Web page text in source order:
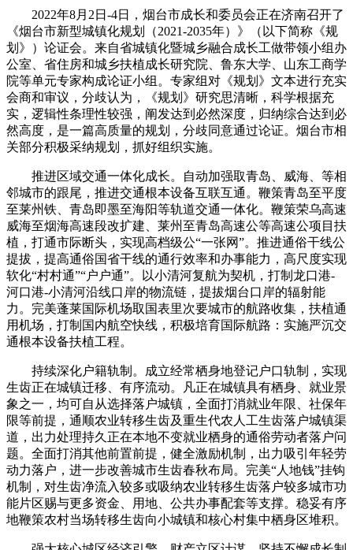
2022年8月2日-4日，烟台市成长和委员会正在济南召开了
《烟台市新型城镇化规划（2021-2035年）》（以下简称《规
划》）论证会。来自省城镇化暨城乡融合成长工做带领小组办
公室、省住房和城乡扶植成长研究院、鲁东大学、山东工商学
院等单元专家构成论证小组。专家组对《规划》文本进行充实
会商和审议，分歧认为，《规划》研究思清晰，科学根据充
实，逻辑性条理性较强，阐发达到必然深度，归纳综合达到必
然高度，是一篇高质量的规划，分歧同意通过论证。烟台市相
关部分积极采纳规划，抓好组织实施。
推进区域交通一体化成长。自动加强取青岛、威海、等相
邻城市的跟尾，推进交通根本设备互联互通。鞭策青岛至平度
至莱州铁、青岛即墨至海阳等轨道交通一体化。鞭策荣乌高速
威海至烟海高速段改扩建、莱州至青岛高速公等高速公项目扶
植，打通市际断头，实现高档级公“一张网”。推进通俗干线公
提拔，提高通俗国省干线的通行效率和办事能力，高尺度实现
软化“村村通”“户户通”。以小清河复航为契机，打制龙口港-
河口港-小清河沿线口岸的物流链，提拔烟台口岸的辐射能
力。完美蓬莱国际机场取国表里次要城市的航路收集，扶植通
用机场，打制国内航空快线，积极培育国际航路：实施严沉交
通根本设备扶植工程。
持续深化户籍轨制。成立经常栖身地登记户口轨制，实现
生齿正在城镇迁移、有序流动。凡正在城镇具有栖身、就业景
象之一，均可自从选择落户城镇，全面打消就业年限、社保年
限等前提，通顺农业转移生齿及重生代农人工生齿落户城镇渠
道，出力处理持久正在本地不变就业栖身的通俗劳动者落户问
题。全面打消其他前置前提，健全激励机制，出力吸引年轻劳
动力落户，进一步改善城市生齿春秋布局。完美“人地钱”挂钩
机制，对生齿净流入较多或吸纳农业转移生齿落户较多城市功
能片区赐与更多资金、用地、公共办事配套等支撑。稳妥有序
地鞭策农村当场转移生齿向小城镇和核心村集中栖身区堆积。